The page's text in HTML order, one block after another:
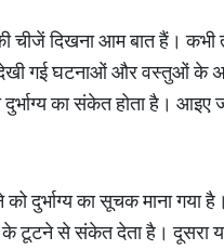
चीजें दिखना आम बात हैं। कभी
गई घटनाओं और वस्तुओं के
का संकेत होता है। आइए
दुर्भाग्य का सूचक माना गया
के टूटने से संकेत देता है।